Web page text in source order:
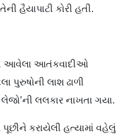
હૈયાપાટી કોરી હતી.
આવેલા આતંકવાદીઓ
પુરુષોની લાશ ઢાળી
લલકાર નાખતા ગયા.
કરાયેલી હત્યામાં વહેલું